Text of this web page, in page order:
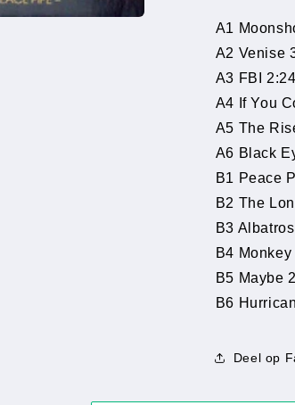
Hits
(LP)
A1
A2 Venise
A3 FBI 2:24
A4 If You
A5 The
A6 Black
B1 Peace
B2 The
B3
B4
B5 Maybe
B6
Deel op